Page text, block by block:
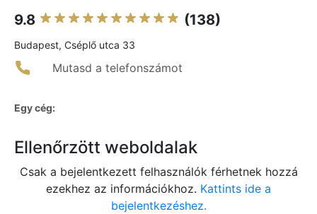
9.8 (138)
Budapest, Cséplő utca 33
Mutasd a telefonszámot
Egy cég:
Ellenőrzött weboldalak
Csak a bejelentkezett felhasználók férhetnek hozzá
ezekhez az információkhoz. Kattints ide a
bejelentkezéshez.